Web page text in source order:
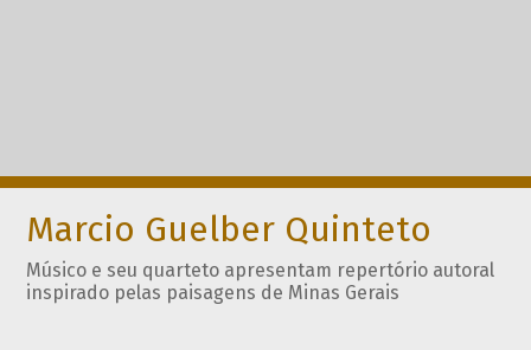
Marcio Guelber Quinteto
Músico e seu quarteto apresentam repertório autoral
inspirado pelas paisagens de Minas Gerais